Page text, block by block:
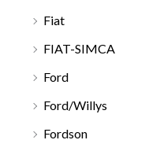
Fiat
FIAT-SIMCA
Ford
Ford/Willys
Fordson